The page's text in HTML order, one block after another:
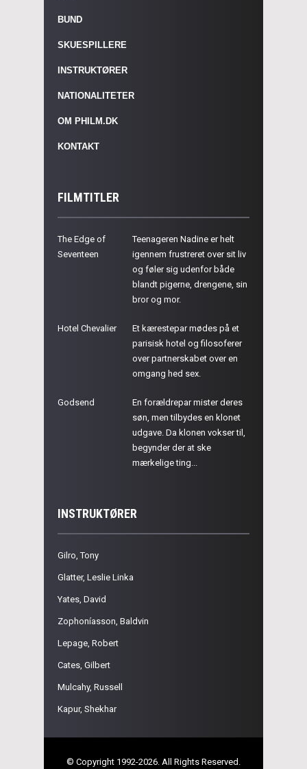
BUND
SKUESPILLERE
INSTRUKTØRER
NATIONALITETER
OM PHILM.DK
KONTAKT
FILMTITLER
The Edge of
Seventeen
Teenageren Nadine er helt
igennem frustreret over sit liv
og føler sig udenfor både
blandt pigerne, drengene, sin
bror og mor.
Hotel Chevalier
Et kærestepar mødes på et
parisisk hotel og filosoferer
over partnerskabet over en
omgang hed sex.
Godsend
En forældrepar mister deres
søn, men tilbydes en klonet
udgave. Da klonen vokser til,
begynder der at ske
mærkelige ting...
INSTRUKTØRER
Gilro, Tony
Glatter, Leslie Linka
Yates, David
Zophoníasson, Baldvin
Lepage, Robert
Cates, Gilbert
Mulcahy, Russell
Kapur, Shekhar
© Copyright 1992-2026. All Rights Reserved.